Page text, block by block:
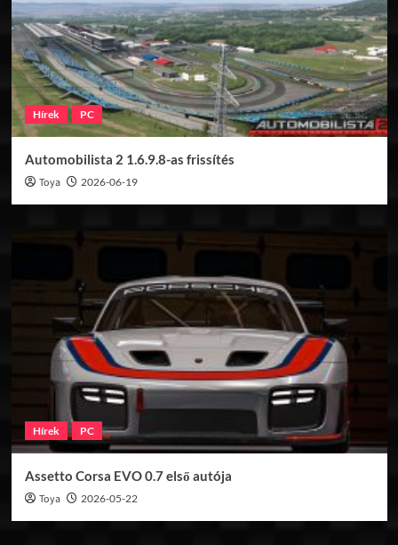
Hírek PC
Automobilista 2 1.6.9.8-as frissítés
Toya 2026-06-19
Hírek PC
Assetto Corsa EVO 0.7 első autója
Toya 2026-05-22